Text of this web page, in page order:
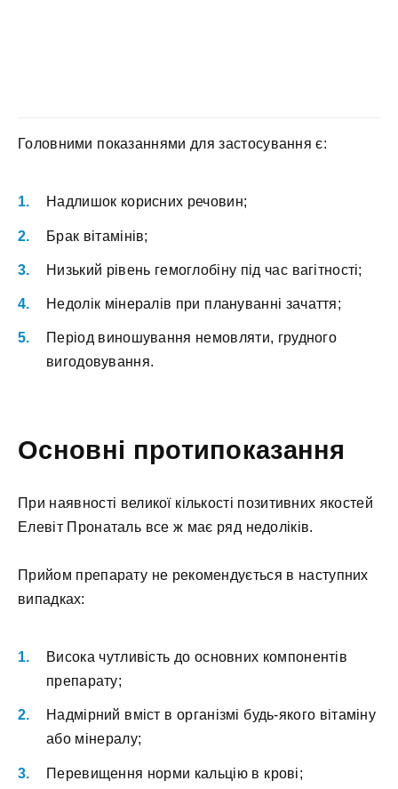
Головними показаннями для застосування є:
Надлишок корисних речовин;
Брак вітамінів;
Низький рівень гемоглобіну під час вагітності;
Недолік мінералів при плануванні зачаття;
Період виношування немовляти, грудного
вигодовування.
Основні протипоказання
При наявності великої кількості позитивних якостей
Елевіт Пронаталь все ж має ряд недоліків.
Прийом препарату не рекомендується в наступних
випадках:
Висока чутливість до основних компонентів
препарату;
Надмірний вміст в організмі будь-якого вітаміну
або мінералу;
Перевищення норми кальцію в крові;